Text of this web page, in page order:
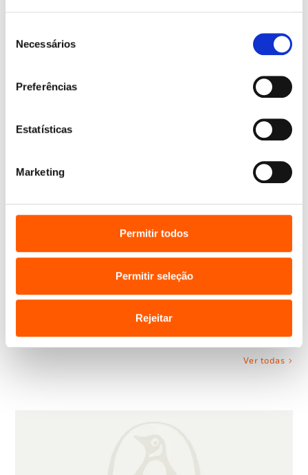
Necessários
Preferências
Estatísticas
Marketing
Permitir todos
Permitir seleção
Rejeitar
15,45
Varios autores
Recursos e Iniciativas
Ver todas